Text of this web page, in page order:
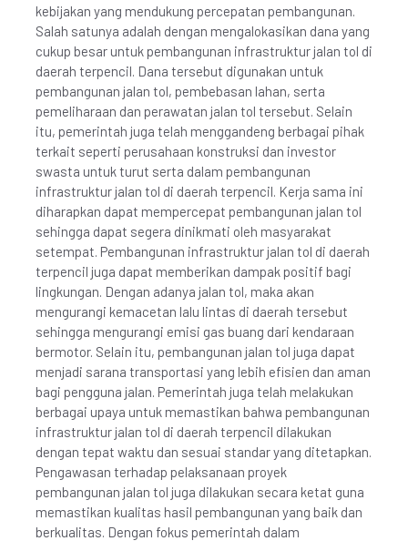
kebijakan yang mendukung percepatan pembangunan.
Salah satunya adalah dengan mengalokasikan dana yang
cukup besar untuk pembangunan infrastruktur jalan tol di
daerah terpencil. Dana tersebut digunakan untuk
pembangunan jalan tol, pembebasan lahan, serta
pemeliharaan dan perawatan jalan tol tersebut. Selain
itu, pemerintah juga telah menggandeng berbagai pihak
terkait seperti perusahaan konstruksi dan investor
swasta untuk turut serta dalam pembangunan
infrastruktur jalan tol di daerah terpencil. Kerja sama ini
diharapkan dapat mempercepat pembangunan jalan tol
sehingga dapat segera dinikmati oleh masyarakat
setempat. Pembangunan infrastruktur jalan tol di daerah
terpencil juga dapat memberikan dampak positif bagi
lingkungan. Dengan adanya jalan tol, maka akan
mengurangi kemacetan lalu lintas di daerah tersebut
sehingga mengurangi emisi gas buang dari kendaraan
bermotor. Selain itu, pembangunan jalan tol juga dapat
menjadi sarana transportasi yang lebih efisien dan aman
bagi pengguna jalan. Pemerintah juga telah melakukan
berbagai upaya untuk memastikan bahwa pembangunan
infrastruktur jalan tol di daerah terpencil dilakukan
dengan tepat waktu dan sesuai standar yang ditetapkan.
Pengawasan terhadap pelaksanaan proyek
pembangunan jalan tol juga dilakukan secara ketat guna
memastikan kualitas hasil pembangunan yang baik dan
berkualitas. Dengan fokus pemerintah dalam